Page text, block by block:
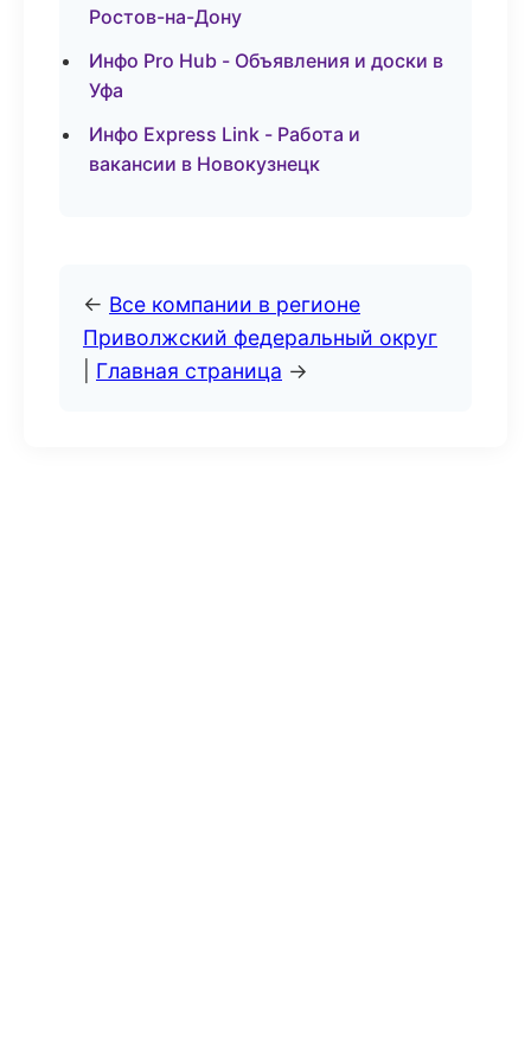
Ростов-на-Дону
Инфо Pro Hub - Объявления и доски в
Уфа
Инфо Express Link - Работа и
вакансии в Новокузнецк
← Все компании в регионе
Приволжский федеральный округ
Главная страница →